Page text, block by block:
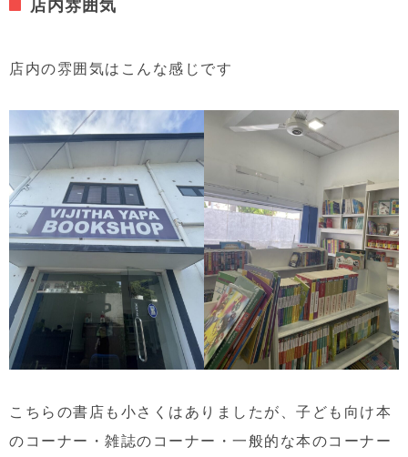
店内の雰囲気はこんな感じです
こちらの書店も小さくはありましたが、子ども向け本
のコーナー・雑誌のコーナー・一般的な本のコーナー